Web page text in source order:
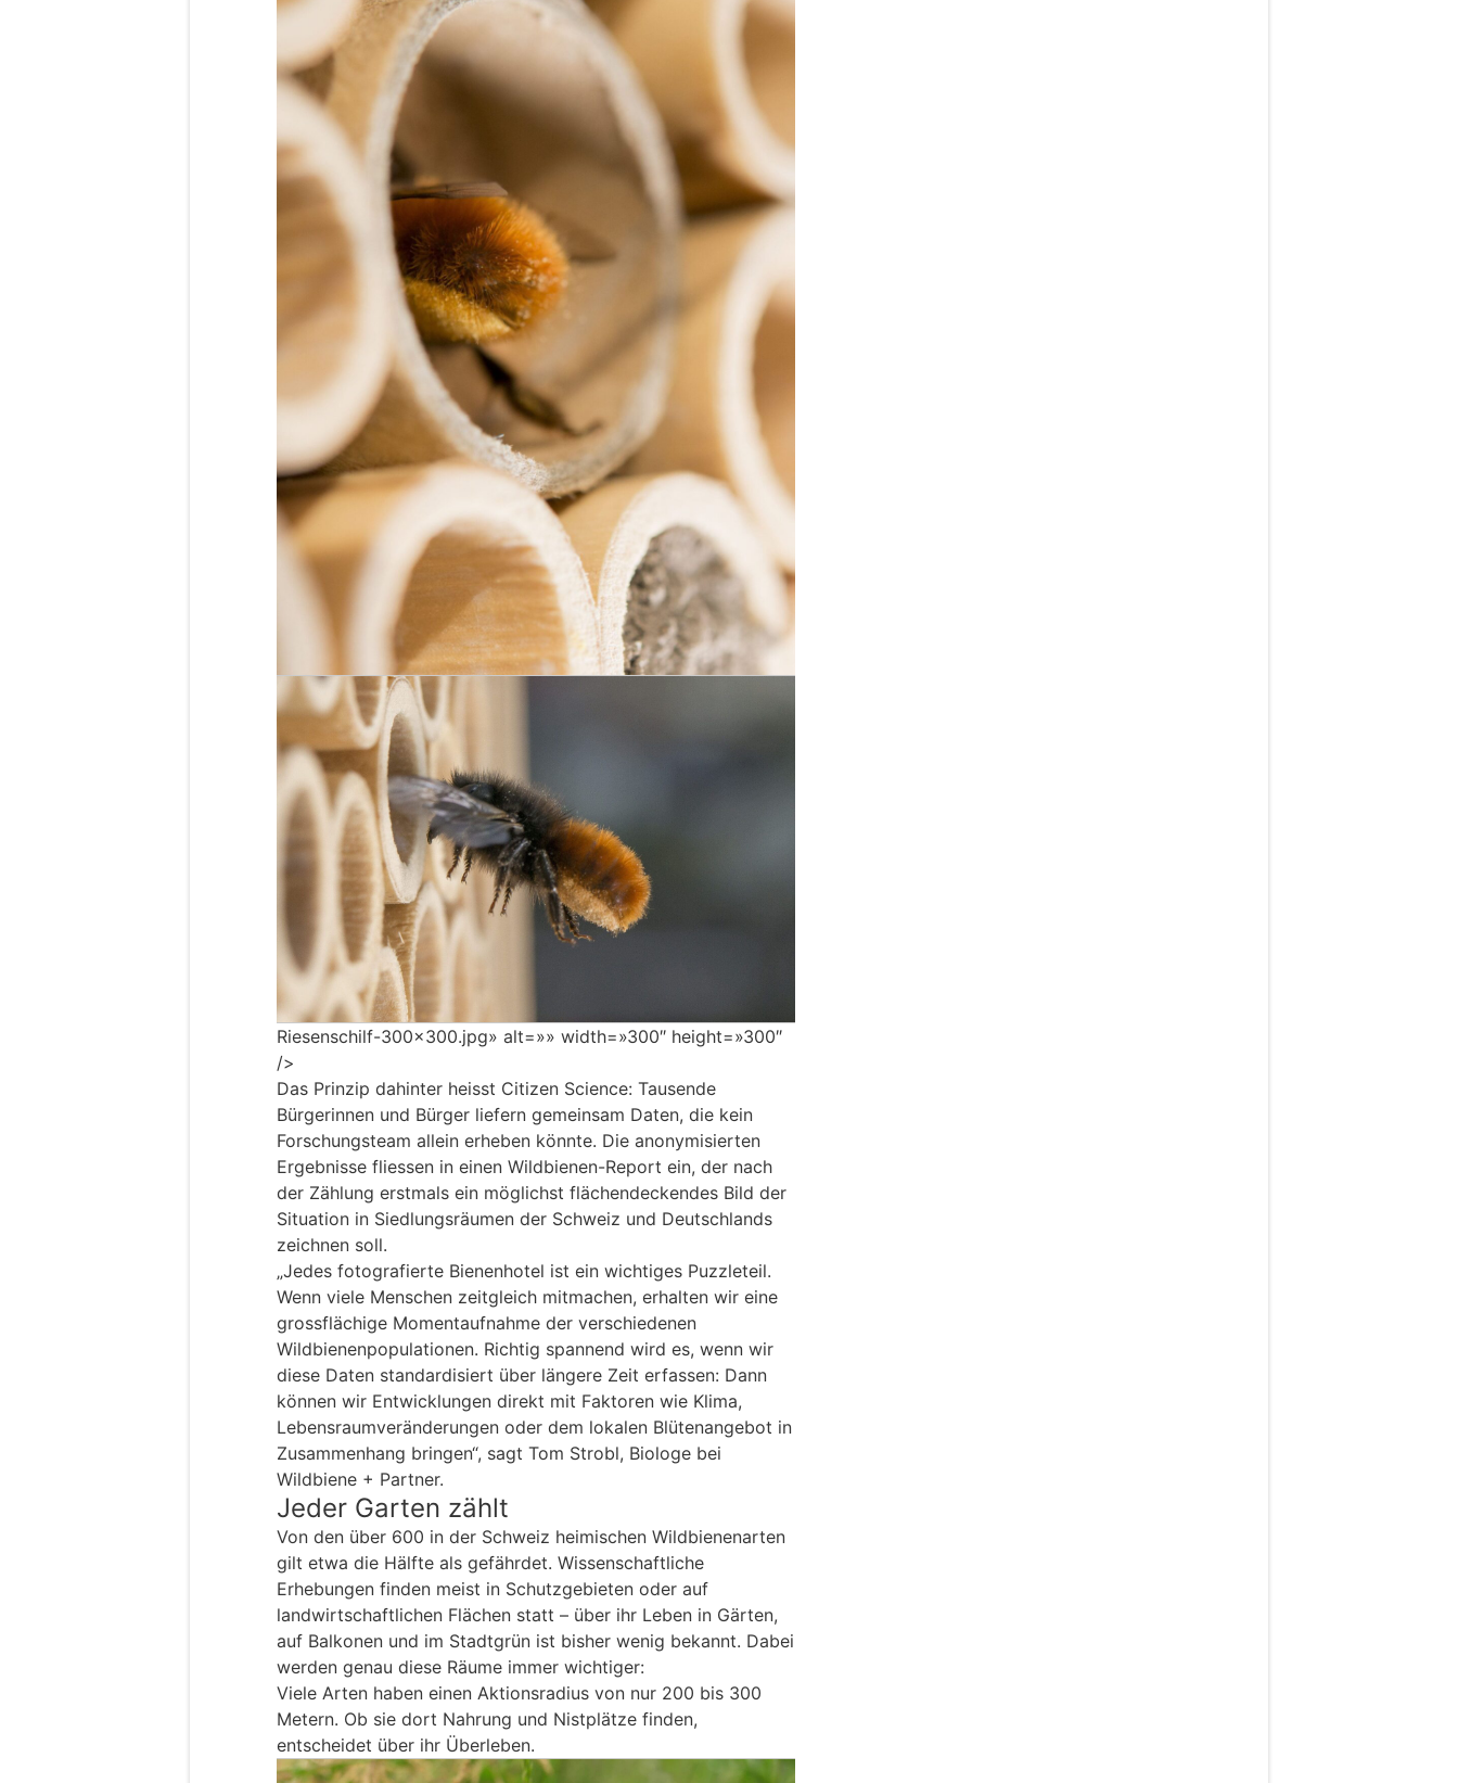
Riesenschilf-300×300.jpg» alt=»» width=»300″ height=»300″
/>
Das Prinzip dahinter heisst Citizen Science: Tausende
Bürgerinnen und Bürger liefern gemeinsam Daten, die kein
Forschungsteam allein erheben könnte. Die anonymisierten
Ergebnisse fliessen in einen Wildbienen-Report ein, der nach
der Zählung erstmals ein möglichst flächendeckendes Bild der
Situation in Siedlungsräumen der Schweiz und Deutschlands
zeichnen soll.
„Jedes fotografierte Bienenhotel ist ein wichtiges Puzzleteil.
Wenn viele Menschen zeitgleich mitmachen, erhalten wir eine
grossflächige Momentaufnahme der verschiedenen
Wildbienenpopulationen. Richtig spannend wird es, wenn wir
diese Daten standardisiert über längere Zeit erfassen: Dann
können wir Entwicklungen direkt mit Faktoren wie Klima,
Lebensraumveränderungen oder dem lokalen Blütenangebot in
Zusammenhang bringen“, sagt Tom Strobl, Biologe bei
Wildbiene + Partner.
Jeder Garten zählt
Von den über 600 in der Schweiz heimischen Wildbienenarten
gilt etwa die Hälfte als gefährdet. Wissenschaftliche
Erhebungen finden meist in Schutzgebieten oder auf
landwirtschaftlichen Flächen statt – über ihr Leben in Gärten,
auf Balkonen und im Stadtgrün ist bisher wenig bekannt. Dabei
werden genau diese Räume immer wichtiger:
Viele Arten haben einen Aktionsradius von nur 200 bis 300
Metern. Ob sie dort Nahrung und Nistplätze finden,
entscheidet über ihr Überleben.